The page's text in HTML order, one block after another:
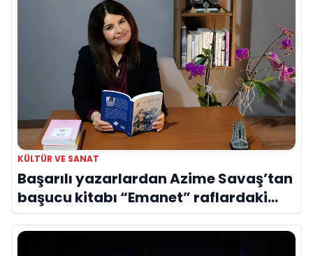
KÜLTÜR VE SANAT
Başarılı yazarlardan Azime Savaş’tan
başucu kitabı “Emanet” raflardaki
yerini aldı